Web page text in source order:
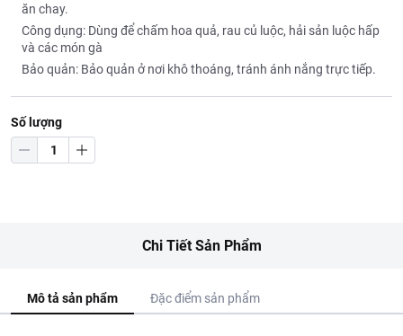
ăn chay.
Công dụng: Dùng để chấm hoa quả, rau củ luộc, hải sản luộc hấp
và các món gà
Bảo quản: Bảo quản ở nơi khô thoáng, tránh ánh nắng trực tiếp.
Số lượng
Chi Tiết Sản Phẩm
Mô tả sản phẩm Đặc điểm sản phẩm